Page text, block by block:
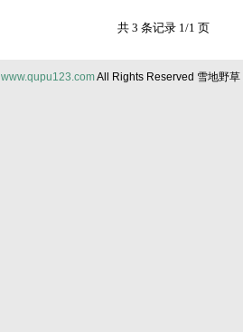
共 3 条记录 1/1 页
www.qupu123.comAll Rights Reserved 雪地野草